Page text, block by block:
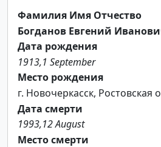
Фамилия Имя Отчество
Богданов Евгений
Дата рождения
1913,1 September
Место рождения
г. Новочеркасск, Ростовская
Дата смерти
1993,12 August
Место смерти